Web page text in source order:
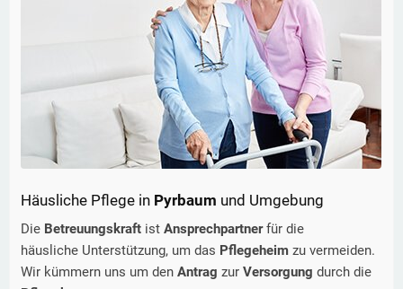
Häusliche Pflege in Pyrbaum und Umgebung
Die Betreuungskraft ist Ansprechpartnerfür die
häusliche Unterstützung, um das Pflegeheim zu vermeiden.
Wir kümmern uns um den Antrag zur Versorgung durch die